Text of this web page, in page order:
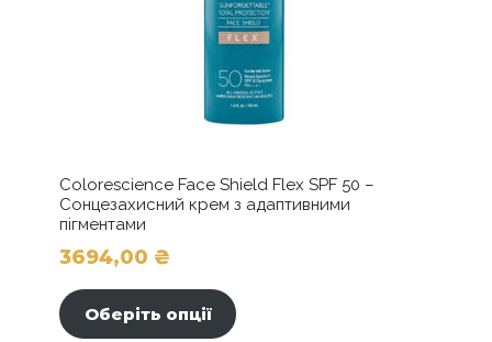
Colorescience Face Shield Flex SPF 50 –
Сонцезахисний крем з адаптивними
пігментами
3694,00 ₴
Оберіть опції